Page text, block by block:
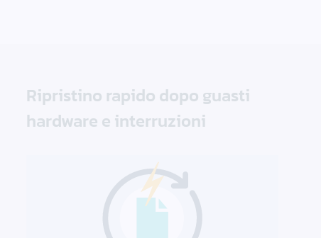
Ripristino rapido dopo guasti
hardware e interruzioni